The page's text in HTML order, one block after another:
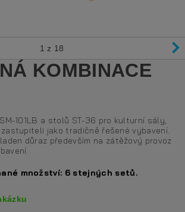
1 z 18
KOMBINACE
101LB a stolů ST-36 pro kulturní sály,
jako tradičně řešené vybavení.
důraz především na zátěžový provoz
množství: 6 stejných setů.